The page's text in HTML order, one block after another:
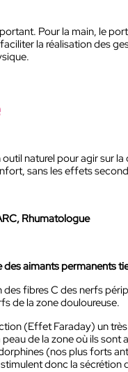
Pour la main, le
la réalisation des
naturel pour agir sur
sans les effets
Rhumatologue
aimants permanents
fibres C des nerfs
de la zone douloureuse.
(Effet Faraday) un
de la zone où ils
(nos plus forts
donc la